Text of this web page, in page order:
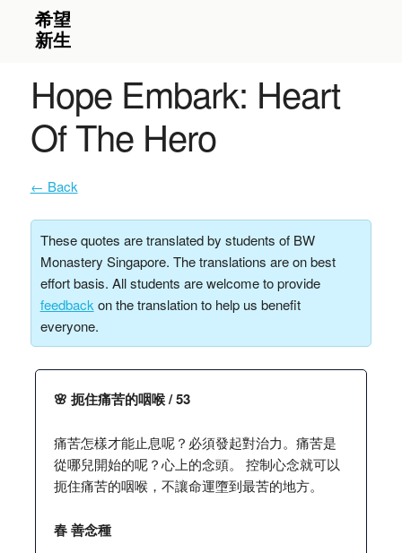
Hope Embark: Heart
Of The Hero
← Back
These quotes are translated by students of BW
Monastery Singapore. The translations are on best
effort basis. All students are welcome to provide
feedback on the translation to help us benefit
everyone.
🌸 扼住痛苦的咽喉 / 53
痛苦怎樣才能止息呢？必須發起對治力。痛苦是
從哪兒開始的呢？心上的念頭。 控制心念就可以
扼住痛苦的咽喉，不讓命運墮到最苦的地方。
春 善念種